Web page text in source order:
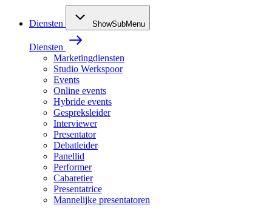
Diensten ShowSubMenu
Diensten
Marketingdiensten
Studio Werkspoor
Events
Online events
Hybride events
Gespreksleider
Interviewer
Presentator
Debatleider
Panellid
Performer
Cabaretier
Presentatrice
Mannelijke presentatoren